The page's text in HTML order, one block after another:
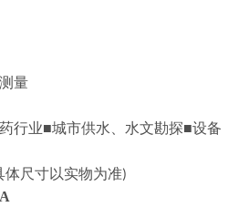
量
行业■城市供水、水文勘探■设备
体尺寸以实物为准)